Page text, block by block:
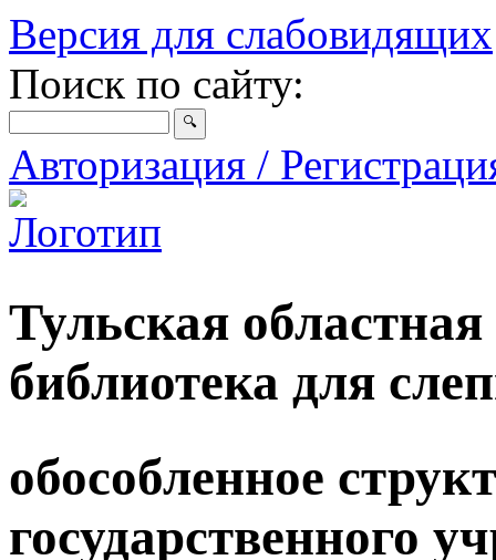
Версия для слабовидящих
Поиск по сайту:
Авторизация /
Тульская
библиотека для
обособленное
государственного